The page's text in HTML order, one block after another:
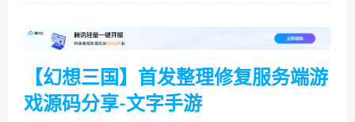
【幻想三国】首发整理修复服务端游
戏源码分享-文字手游